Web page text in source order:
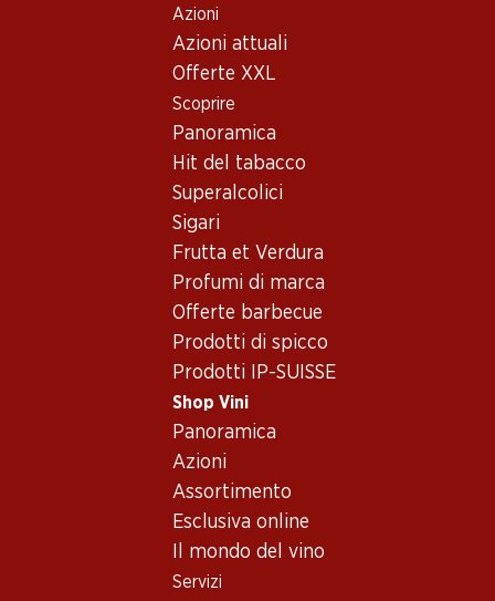
Azioni
Azioni attuali
Offerte XXL
Scoprire
Panoramica
Hit del tabacco
Superalcolici
Sigari
Frutta et Verdura
Profumi di marca
Offerte barbecue
Prodotti di spicco
Prodotti IP-SUISSE
Shop Vini
Panoramica
Azioni
Assortimento
Esclusiva online
Il mondo del vino
Servizi
Vino/champagne
Bordeaux Château Batailley Pauillac
Esclusiva online!
Château Batailley Pauillac
Bordeaux
Rosso granata scuro con riflessi porpora. Al naso seducente
spezie dolci. Pieno al palato con abbondante tannino maturo
e retrogusto lungo. Assemblaggio di Cabernet Sauvignon